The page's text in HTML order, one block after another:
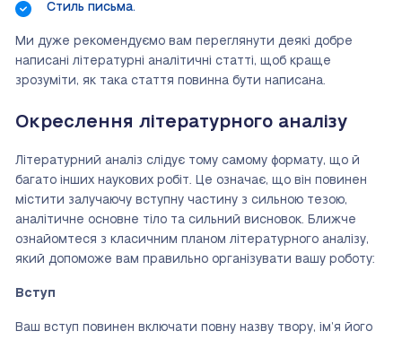
Стиль письма.
Ми дуже рекомендуємо вам переглянути деякі добре
написані літературні аналітичні статті, щоб краще
зрозуміти, як така стаття повинна бути написана.
Окреслення літературного аналізу
Літературний аналіз слідує тому самому формату, що й
багато інших наукових робіт. Це означає, що він повинен
містити залучаючу вступну частину з сильною тезою,
аналітичне основне тіло та сильний висновок. Ближче
ознайомтеся з класичним планом літературного аналізу,
який допоможе вам правильно організувати вашу роботу:
Вступ
Ваш вступ повинен включати повну назву твору, ім’я його